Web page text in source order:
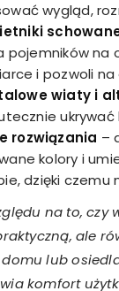
wygląd,
pojemników na
i pozwoli
wiaty i
ukrywać
rozwiązania –
kolory i
dzięki
na to, czy
ale
domu lub
komfort